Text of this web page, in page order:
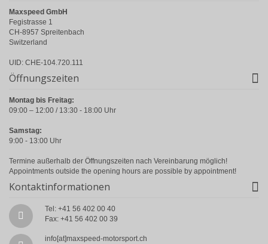
Maxspeed GmbH
Fegistrasse 1
CH-8957 Spreitenbach
Switzerland
UID: CHE-104.720.111
Öffnungszeiten
Montag bis Freitag:
09:00 – 12:00 / 13:30 - 18:00 Uhr
Samstag:
9:00 - 13:00 Uhr
Termine außerhalb der Öffnungszeiten nach Vereinbarung möglich!
Appointments outside the opening hours are possible by appointment!
Kontaktinformationen
Tel: +41 56 402 00 40
Fax: +41 56 402 00 39
info[at]maxspeed-motorsport.ch